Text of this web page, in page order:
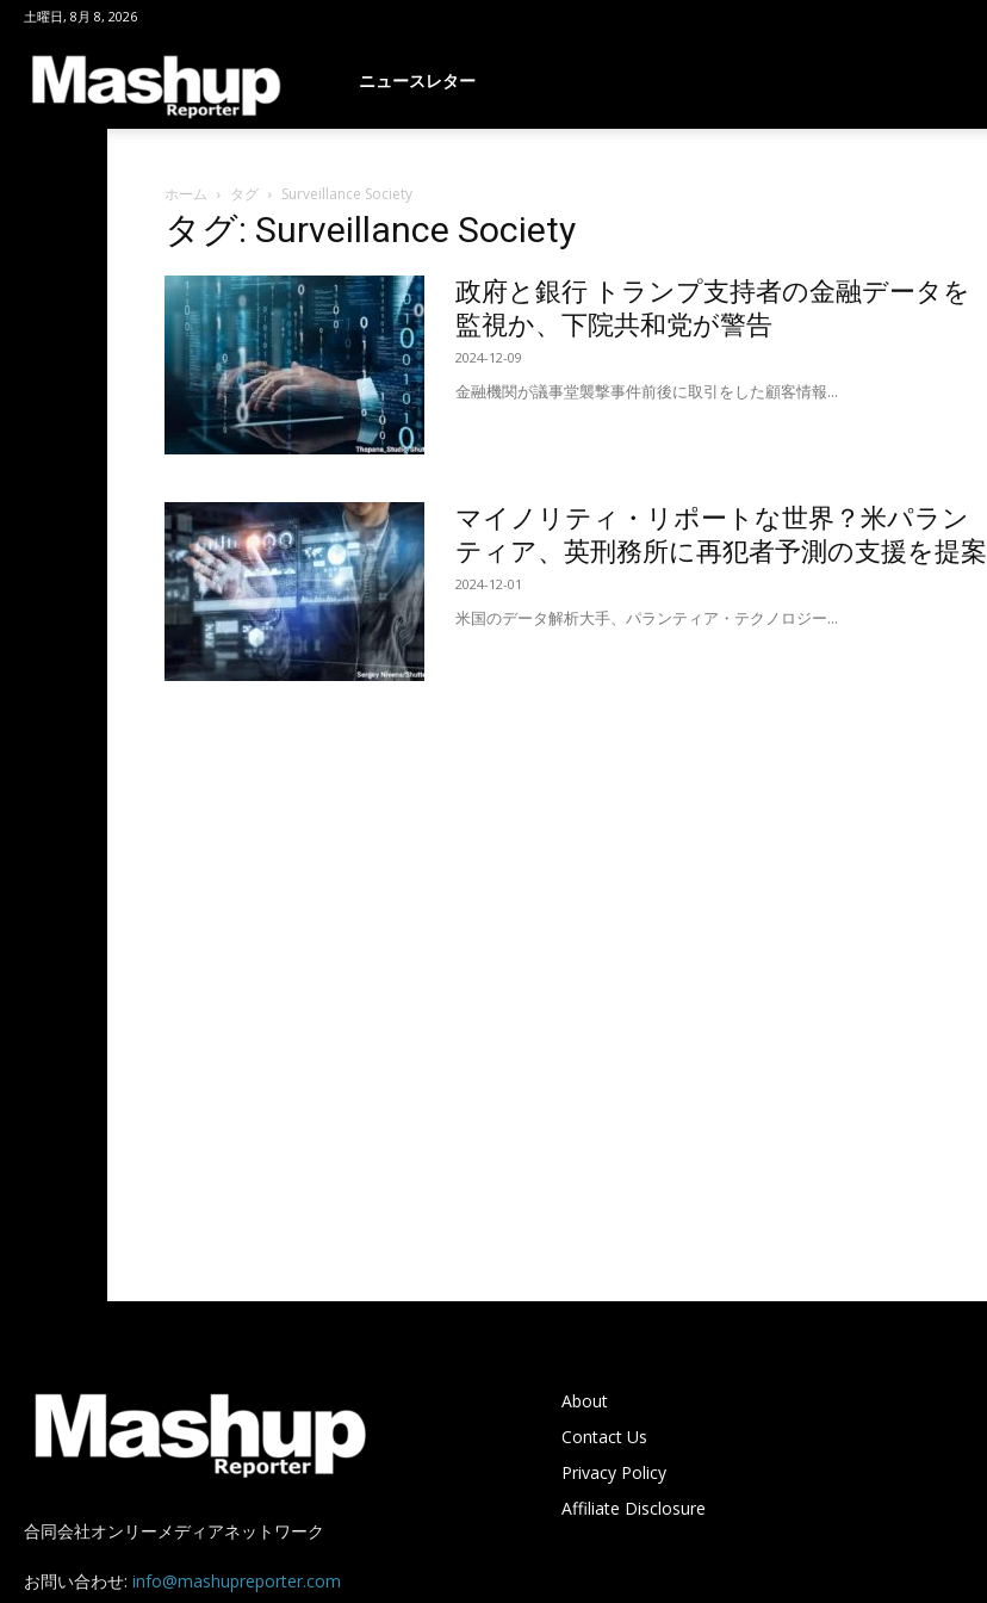
土曜日, 8月 8, 2026
ニュースレター
ホーム タグ Surveillance Society
タグ: Surveillance Society
政府と銀行 トランプ支持者の金融データを
監視か、下院共和党が警告
2024-12-09
金融機関が議事堂襲撃事件前後に取引をした顧客情報...
マイノリティ・リポートな世界？米パラン
ティア、英刑務所に再犯者予測の支援を提案
2024-12-01
米国のデータ解析大手、パランティア・テクノロジー...
合同会社オンリーメディアネットワーク
お問い合わせ: info@mashupreporter.com
About
Contact Us
Privacy Policy
Affiliate Disclosure